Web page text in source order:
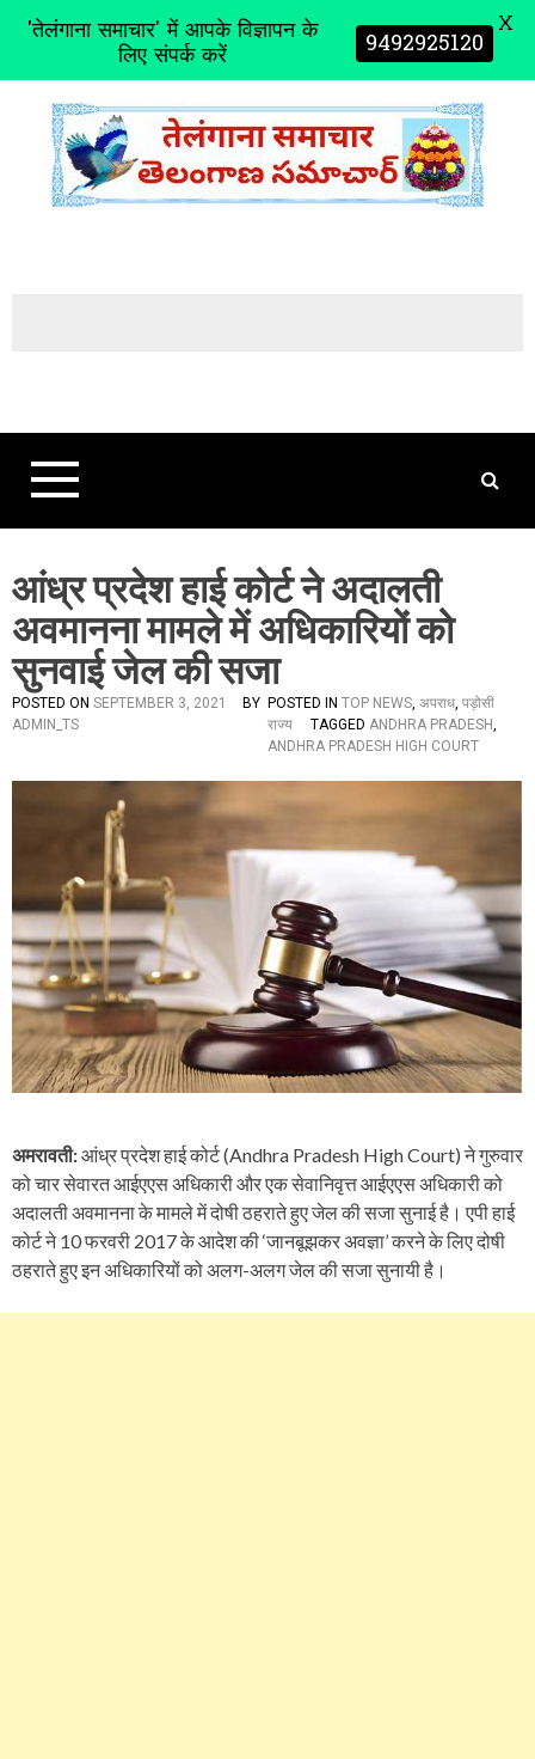
t
आंध्र प्रदेश हाई कोर्ट ने अदालती
अवमानना मामले में अधिकारियों को
सुनवाई जेल की सजा
POSTED ON SEPTEMBER 3, 2021
BY
ADMIN_TS
POSTED IN TOP NEWS, अपराध, पड़ोसी
राज्य
TAGGED ANDHRA PRADESH,
ANDHRA PRADESH HIGH COURT
अमरावती:आंध्र प्रदेश हाई कोर्ट (Andhra Pradesh High Court) ने गुरुवार
को चार सेवारत आईएएस अधिकारी और एक सेवानिवृत्त आईएएस अधिकारी को
अदालती अवमानना के मामले में दोषी ठहराते हुए जेल की सजा सुनाई है। एपी हाई
कोर्ट ने 10 फरवरी 2017 के आदेश की ‘जानबूझकर अवज्ञा’ करने के लिए दोषी
ठहराते हुए इन अधिकारियों को अलग-अलग जेल की सजा सुनायी है।
'तेलंगाना समाचार' में आपके विज्ञापन के
लिए संपर्क करें 9492925120 X